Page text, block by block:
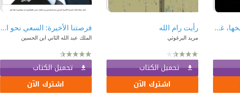
الصهيونية؛ ملخص تاريخها، غايتها وامتدادها حتى سنة 1905م رأيت رام الله
مريد البرغوثي
تحميل الكتاب
اشترك الآن
فرصتنا الأخيرة: السعي نحو السلام في زمن الخطر
الملك عبد الله الثاني ابن الحسين
تحميل الكتاب
اشترك الآن